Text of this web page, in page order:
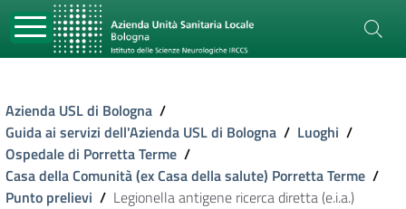
Azienda USL di Bologna /
Guida ai servizi dell'Azienda USL di Bologna / Luoghi /
Ospedale di Porretta Terme /
Casa della Comunità (ex Casa della salute) Porretta Terme /
Punto prelievi / Legionella antigene ricerca diretta (e.i.a.)